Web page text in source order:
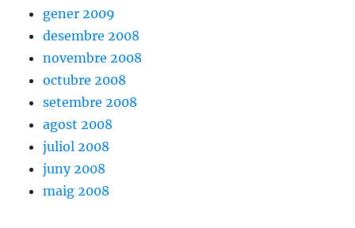
gener 2009
desembre 2008
novembre 2008
octubre 2008
setembre 2008
agost 2008
juliol 2008
juny 2008
maig 2008